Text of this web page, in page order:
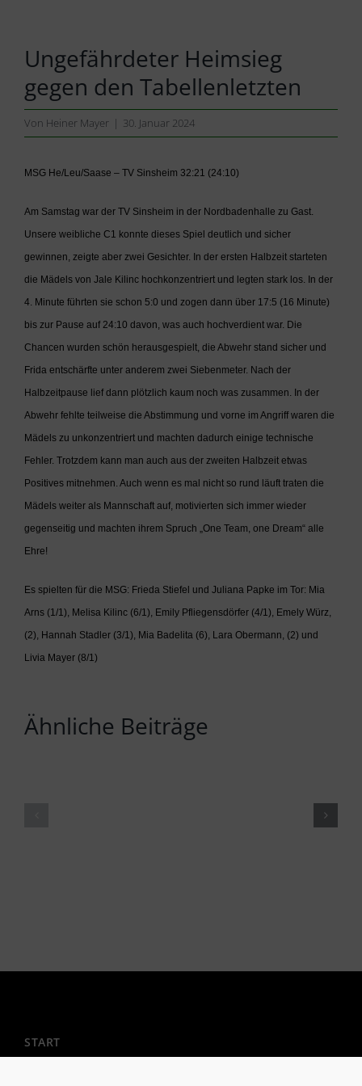
Ungefährdeter Heimsieg
gegen den Tabellenletzten
Von Heiner Mayer | 30. Januar 2024
MSG He/Leu/Saase – TV Sinsheim 32:21 (24:10)
Am Samstag war der TV Sinsheim in der Nordbadenhalle zu Gast.
Unsere weibliche C1 konnte dieses Spiel deutlich und sicher
gewinnen, zeigte aber zwei Gesichter. In der ersten Halbzeit starteten
die Mädels von Jale Kilinc hochkonzentriert und legten stark los. In der
4. Minute führten sie schon 5:0 und zogen dann über 17:5 (16 Minute)
bis zur Pause auf 24:10 davon, was auch hochverdient war. Die
Chancen wurden schön herausgespielt, die Abwehr stand sicher und
Frida entschärfte unter anderem zwei Siebenmeter. Nach der
Halbzeitpause lief dann plötzlich kaum noch was zusammen. In der
Abwehr fehlte teilweise die Abstimmung und vorne im Angriff waren die
Mädels zu unkonzentriert und machten dadurch einige technische
Fehler. Trotzdem kann man auch aus der zweiten Halbzeit etwas
Positives mitnehmen. Auch wenn es mal nicht so rund läuft traten die
Mädels weiter als Mannschaft auf, motivierten sich immer wieder
gegenseitig und machten ihrem Spruch „One Team, one Dream“ alle
Ehre!
Es spielten für die MSG: Frieda Stiefel und Juliana Papke im Tor: Mia
Arns (1/1), Melisa Kilinc (6/1), Emily Pfliegensdörfer (4/1), Emely Würz,
(2), Hannah Stadler (3/1), Mia Badelita (6), Lara Obermann, (2) und
Livia Mayer (8/1)
Ähnliche Beiträge
START